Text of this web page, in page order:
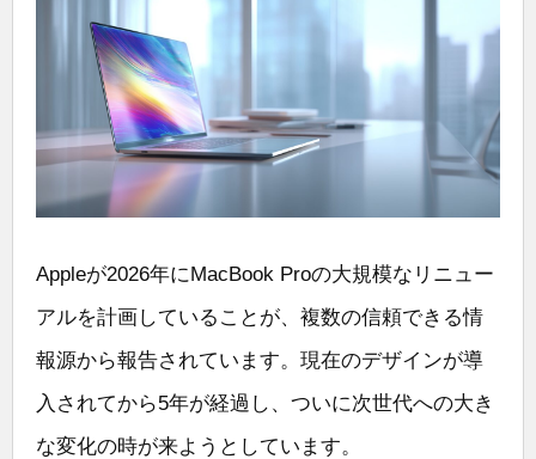
Appleが2026年にMacBook Proの大規模なリニュー
アルを計画していることが、複数の信頼できる情
報源から報告されています。現在のデザインが導
入されてから5年が経過し、ついに次世代への大き
な変化の時が来ようとしています。